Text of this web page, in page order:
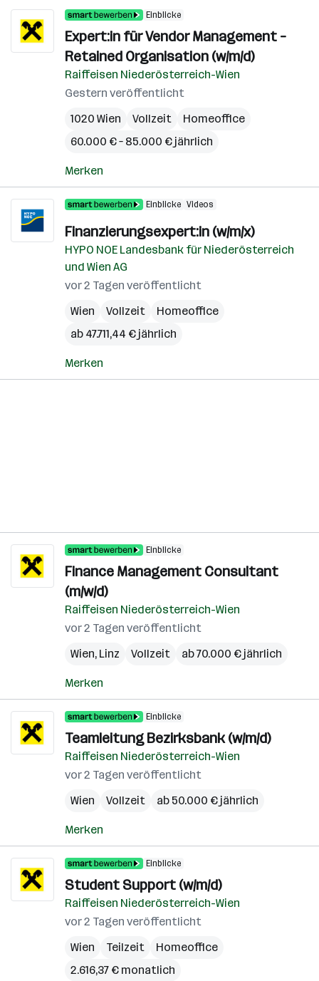
Einblicke
Expert:in für Vendor Management –
Retained Organisation (w/m/d)
Raiffeisen Niederösterreich-Wien
Gestern veröffentlicht
1020 Wien
Vollzeit
Homeoffice
60.000 € – 85.000 € jährlich
Merken
Einblicke Videos
Finanzierungsexpert:in (w/m/x)
HYPO NOE Landesbank für Niederösterreich
und Wien AG
vor 2 Tagen veröffentlicht
Wien
Vollzeit
Homeoffice
ab 47.711,44 € jährlich
Merken
Einblicke
Finance Management Consultant
(m/w/d)
Raiffeisen Niederösterreich-Wien
vor 2 Tagen veröffentlicht
Wien, Linz Vollzeit ab 70.000 € jährlich
Merken
Einblicke
Teamleitung Bezirksbank (w/m/d)
Raiffeisen Niederösterreich-Wien
vor 2 Tagen veröffentlicht
Wien
Vollzeit ab 50.000 € jährlich
Merken
Einblicke
Student Support (w/m/d)
Raiffeisen Niederösterreich-Wien
vor 2 Tagen veröffentlicht
Wien
Teilzeit
Homeoffice
2.616,37 € monatlich